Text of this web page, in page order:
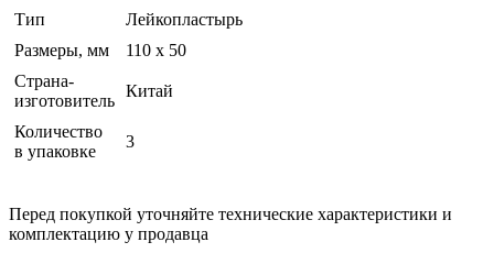
Тип
Лейкопластырь
Размеры, мм
110 x 50
Страна-
изготовитель
Китай
Количество
в упаковке
3
Перед покупкой уточняйте технические характеристики и
комплектацию у продавца